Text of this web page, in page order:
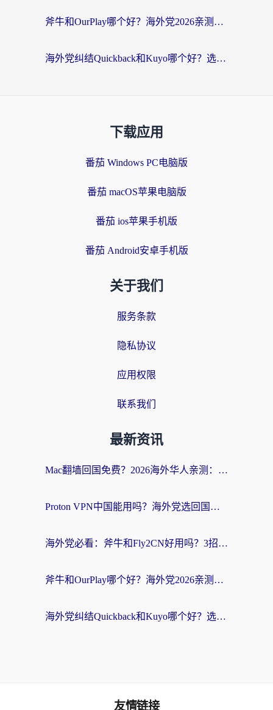
斧牛和OurPlay哪个好？海外党2026亲测：选对加速器，国内资源秒加载
海外党纠结Quickback和Kuyo哪个好？选对回国加速器才能无缝刷国内资源
下载应用
番茄 Windows PC电脑版
番茄 macOS苹果电脑版
番茄 ios苹果手机版
番茄 Android安卓手机版
关于我们
服务条款
隐私协议
应用权限
联系我们
最新资讯
Mac翻墙回国免费？2026海外华人亲测：从CCTV5直播到国内APP，这样选加速器才靠谱
Proton VPN中国能用吗？海外党选回国加速器的避坑指南（附番茄加速器实测）
海外党必看：斧牛和Fly2CN好用吗？3招教你选对回国加速器（附免费试用攻略）
斧牛和OurPlay哪个好？海外党2026亲测：选对加速器，国内资源秒加载
海外党纠结Quickback和Kuyo哪个好？选对回国加速器才能无缝刷国内资源
友情链接